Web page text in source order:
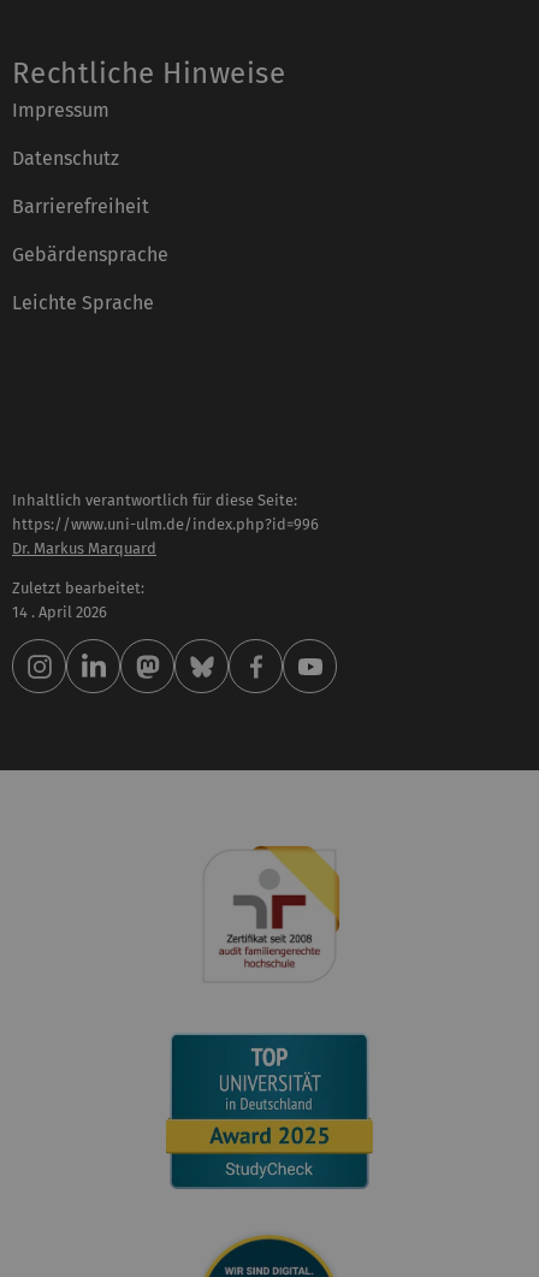
Rechtliche Hinweise
Impressum
Datenschutz
Barrierefreiheit
Gebärdensprache
Leichte Sprache
Inhaltlich verantwortlich für diese Seite:
https://www.uni-ulm.de/index.php?id=996
Dr. Markus Marquard
Zuletzt bearbeitet:
14 . April 2026